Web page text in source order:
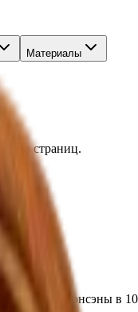
Материалы
и страниц.
—Посетить онсэны в 10